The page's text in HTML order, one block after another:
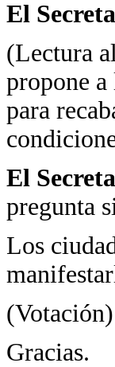
El
(Lectura
propone
para
El
pregunta
Los
(Votación)
Gracias.